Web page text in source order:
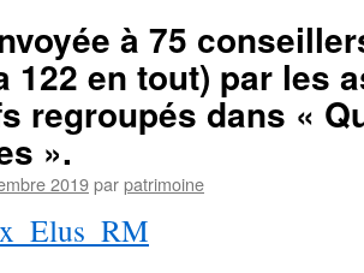
à 75
122 en tout) par les
regroupés dans «
».
2019parpatrimoine